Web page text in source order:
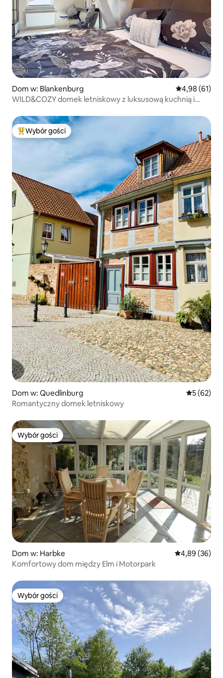
Dom w: Blankenburg Średnia
4,98 (61)
WILD&COZY domek letniskowy z luksusową kuchnią i
Najpopularniejsze z kategorii Wybór gości
Wybór gości
Dom w: Quedlinburg Średnia
5 (62)
Romantyczny domek letniskowy
Wybór gości
Wybór gości
Dom w: Harbke Średnia
4,89 (36)
Komfortowy dom między Elm i Motorpark
Wybór gości
Wybór gości